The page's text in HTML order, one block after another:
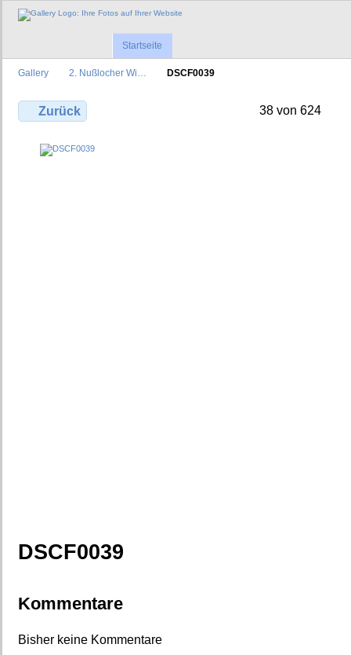
Startseite
Gallery 2. Nußlocher Wi… DSCF0039
Zurück 38 von 624
DSCF0039
Kommentare
Bisher keine Kommentare